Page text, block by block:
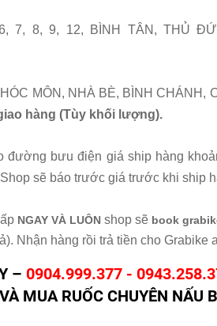
7, 8, 9, 12, BÌNH TÂN, THỦ
MÔN, NHÀ BÈ, BÌNH CHÁNH,
hàng (Tùy khối lượng).
đường bưu điện giá ship hàng
sẽ báo trước giá trước khi ship
NGAY VÀ LUÔNshop sẽ book
Nhận hàng rồi trả tiền cho Grabike
– 0904.999.377 -
MUA RUỐC CHUYÊN NẤU